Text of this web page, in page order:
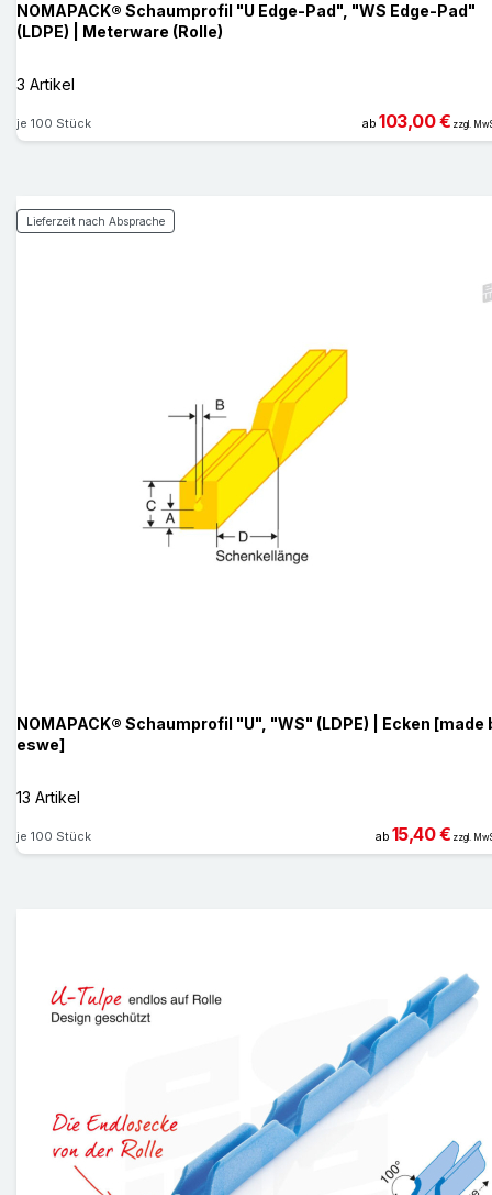
NOMAPACK® Schaumprofil "U Edge-Pad", "WS Edge-Pad"
(LDPE) | Meterware (Rolle)
3 Artikel
je 100 Stück ab 103,00 € zzgl.
Lieferzeit nach Absprache
NOMAPACK® Schaumprofil "U", "WS" (LDPE) | Ecken [made
eswe]
13 Artikel
je 100 Stück ab 15,40 € zzgl.